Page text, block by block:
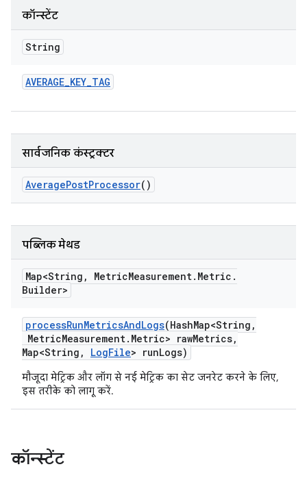
कॉन्स्टेंट
String
AVERAGE_KEY_TAG
सार्वजनिक कंस्ट्रक्टर
AveragePostProcessor()
पब्लिक मेथड
Map<String , MetricMeasurement. Metric .
Builder>
processRunMetricsAndLogs(HashMap<String ,
MetricMeasurement. Metric> rawMetrics,
Map<String , LogFile> runLogs)
मौजूदा मेट्रिक और लॉग से नई मेट्रिक का सेट जनरेट करने के लिए,
इस तरीके को लागू करें.
कॉन्स्टेंट